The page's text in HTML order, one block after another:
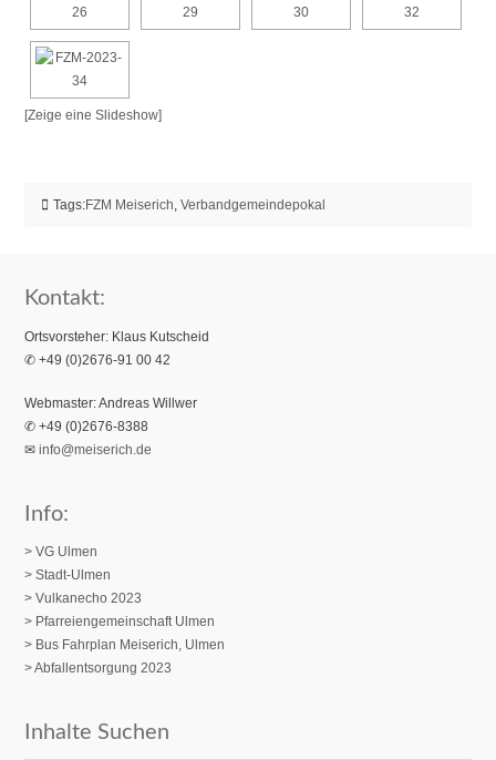
[Zeige eine Slideshow]
Tags:FZM Meiserich, Verbandgemeindepokal
Kontakt:
Ortsvorsteher: Klaus Kutscheid
✆ +49 (0)2676-91 00 42
Webmaster: Andreas Willwer
✆ +49 (0)2676-8388
✉info@meiserich.de
Info:
> VG Ulmen
> Stadt-Ulmen
> Vulkanecho 2023
> Pfarreiengemeinschaft Ulmen
> Bus Fahrplan Meiserich, Ulmen
> Abfallentsorgung 2023
Inhalte Suchen